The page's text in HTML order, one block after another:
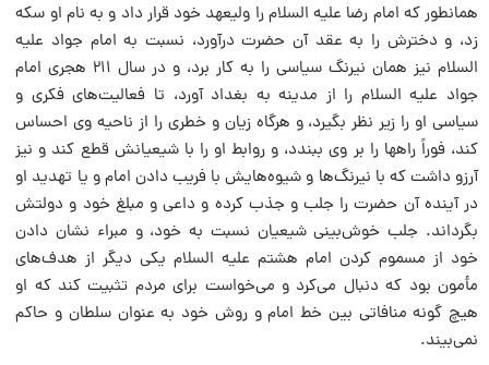
همانطور که امام رضا علیه السلام را ولیعهد خود قرار داد و به نام او سکه
زد، و دخترش را به عقد آن حضرت درآورد، نسبت به امام جواد علیه
السلام نیز همان نیرنگ سیاسى را به کار برد، و در سال ۲۱۱ هجرى امام
جواد علیه السلام را از مدینه به بغداد آورد، تا فعالیت‌هاى فکرى و
سیاسى او را زیر نظر بگیرد، و هرگاه زیان و خطرى را از ناحیه وى احساس
کند، فوراً راهها را بر وى ببندد، و روابط او را با شیعیانش قطع کند و نیز
آرزو داشت که با نیرنگ‌ها و شیوه‌هایش با فریب دادن امام و یا تهدید او
در آینده آن حضرت را جلب و جذب کرده و داعى و مبلغ خود و دولتش
بگرداند. جلب خوش‌بینى شیعیان نسبت به خود، و مبراء نشان دادن
خود از مسموم کردن امام هشتم علیه السلام یکى دیگر از هدف‌هاى
مأمون بود که دنبال مى‌کرد و مى‌خواست براى مردم تثبیت کند که او
هیچ گونه منافاتى بین خط امام و روش خود به عنوان سلطان و حاکم
نمى‌بیند.